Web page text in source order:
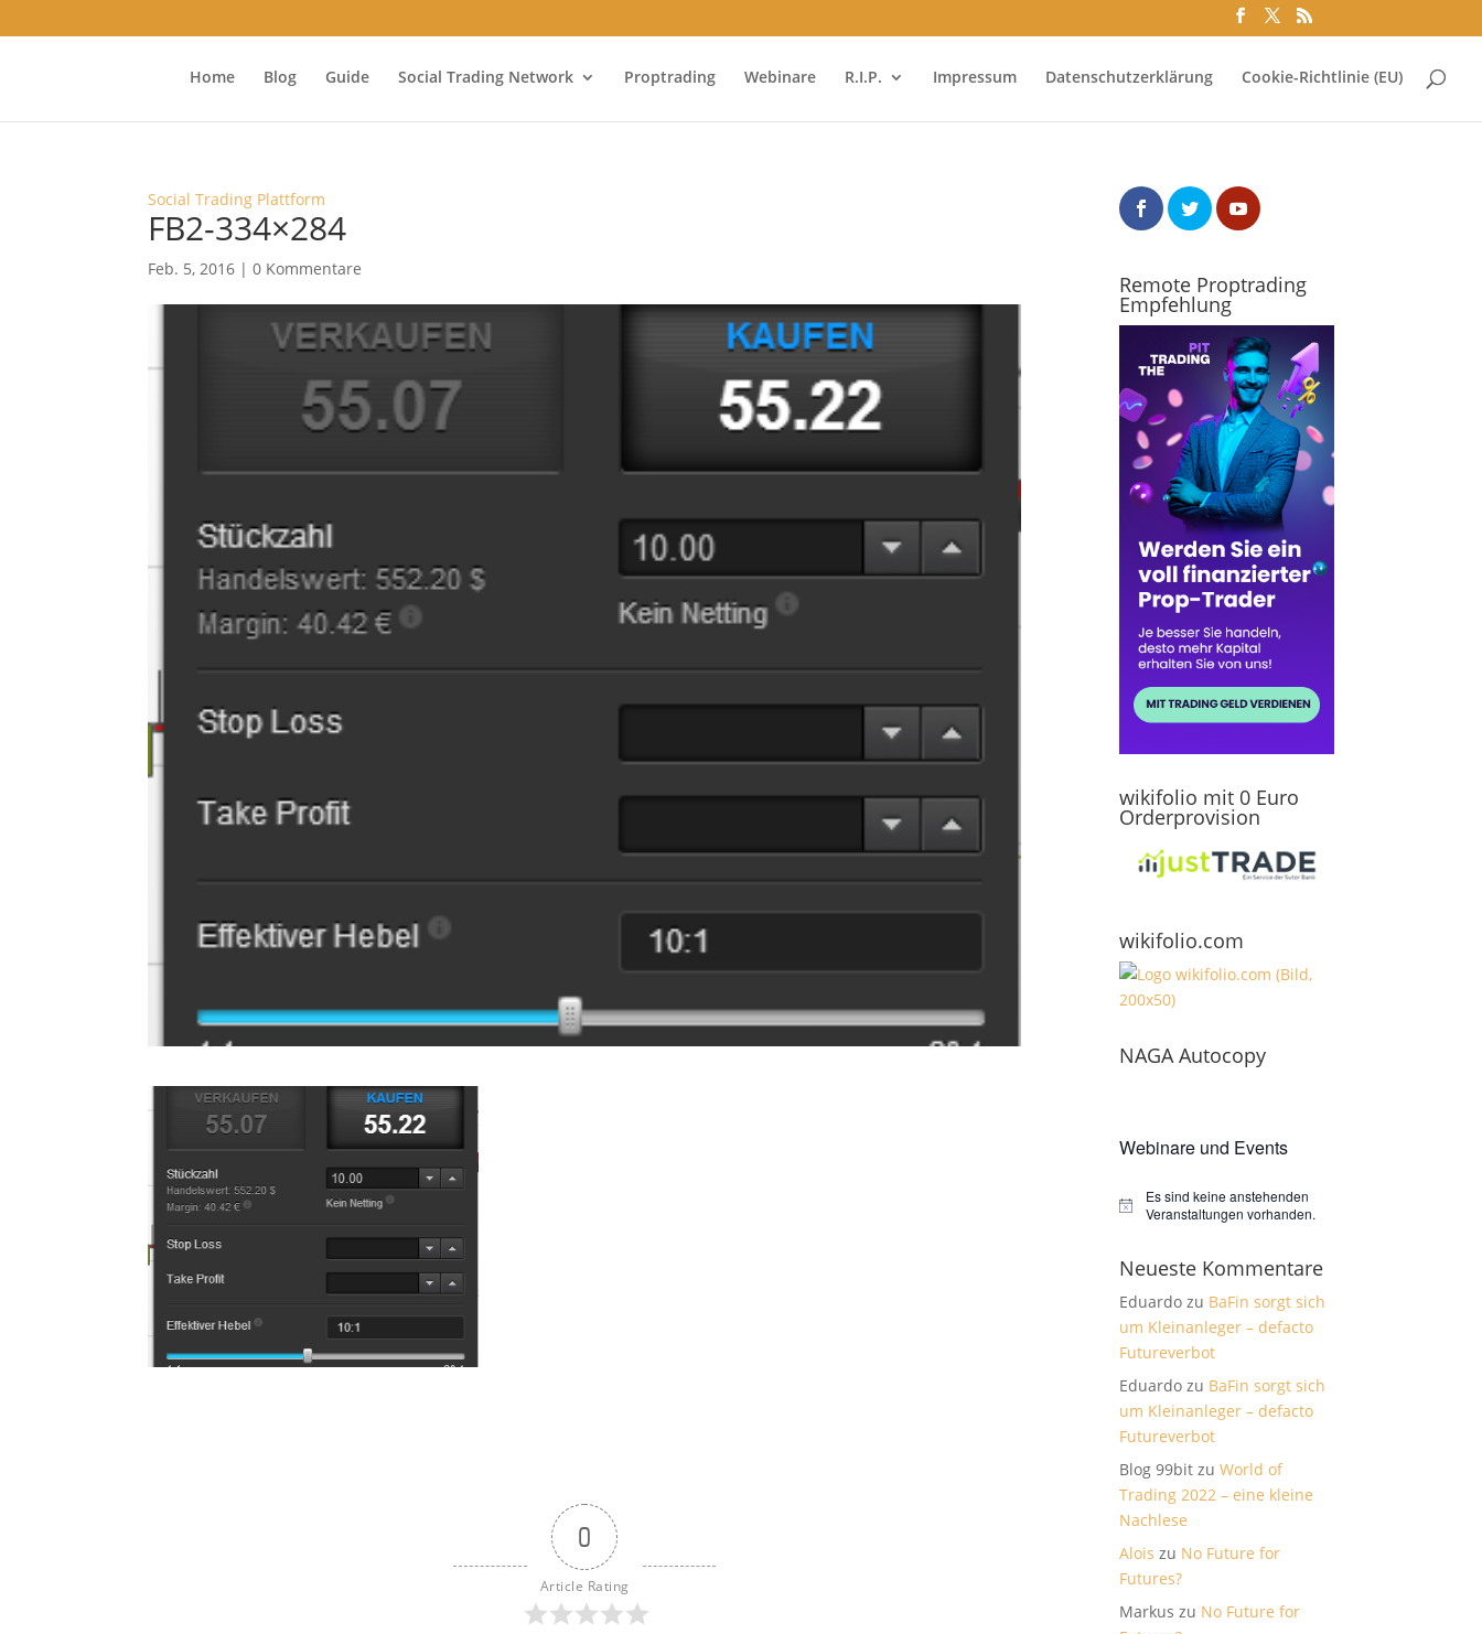
Home Blog Guide Social Trading Network Proptrading Webinare R.I.P. Impressum Datenschutzerklärung Cookie-Richtlinie (EU)
Social Trading Plattform
FB2-334×284
Feb. 5, 2016 |0 Kommentare
0
Article Rating
Remote Proptrading
Empfehlung
wikifolio mit 0 Euro
Orderprovision
wikifolio.com
NAGA Autocopy
Webinare und Events
Hinweis
Es sind keine anstehenden
Veranstaltungen vorhanden.
Neueste Kommentare
Eduardo zu BaFin sorgt sich
um Kleinanleger – defacto
Futureverbot
Eduardo zu BaFin sorgt sich
um Kleinanleger – defacto
Futureverbot
Blog 99bit zuWorld of
Trading 2022 – eine kleine
Nachlese
Alois zu No Future for
Futures?
Markus zu No Future for